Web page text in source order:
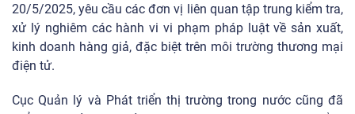
20/5/2025, yêu cầu các đơn vị liên quan tập trung kiểm tra,
xử lý nghiêm các hành vi vi phạm pháp luật về sản xuất,
kinh doanh hàng giả, đặc biệt trên môi trường thương mại
điện tử.
Cục Quản lý và Phát triển thị trường trong nước cũng đã